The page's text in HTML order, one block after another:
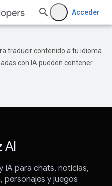
Acceder
traducir contenido a tu idioma
con IA pueden contener
AI
IA para chats, noticias,
personajes y juegos